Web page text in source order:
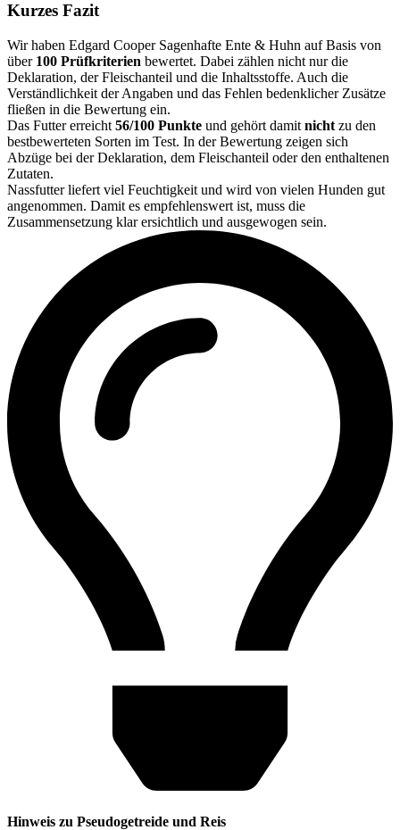
Kurzes Fazit
Wir haben Edgard Cooper Sagenhafte Ente & Huhn auf Basis von
über 100 Prüfkriterien bewertet. Dabei zählen nicht nur die
Deklaration, der Fleischanteil und die Inhaltsstoffe. Auch die
Verständlichkeit der Angaben und das Fehlen bedenklicher Zusätze
fließen in die Bewertung ein.
Das Futter erreicht 56/100 Punkte und gehört damit nicht zu den
bestbewerteten Sorten im Test. In der Bewertung zeigen sich
Abzüge bei der Deklaration, dem Fleischanteil oder den enthaltenen
Zutaten.
Nassfutter liefert viel Feuchtigkeit und wird von vielen Hunden gut
angenommen. Damit es empfehlenswert ist, muss die
Zusammensetzung klar ersichtlich und ausgewogen sein.
Hinweis zu Pseudogetreide und Reis